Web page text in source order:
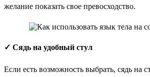
желание показать свое превосходство.
✓ Сядь на удобный стул
Если есть возможность выбрать, сядь на